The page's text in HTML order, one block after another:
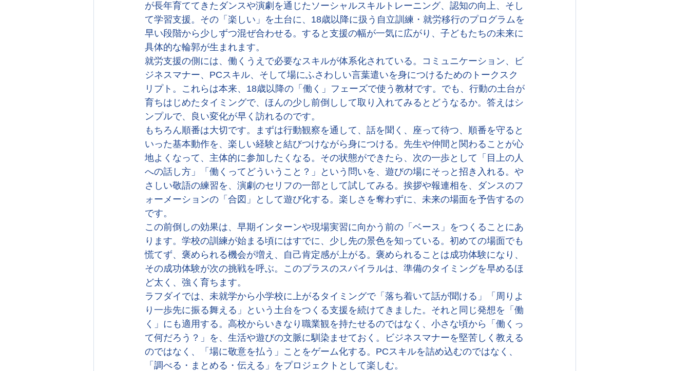
が長年育ててきたダンスや演劇を通じたソーシャルスキルトレーニング、認知の向上、そし
て学習支援。その「楽しい」を土台に、18歳以降に扱う自立訓練・就労移行のプログラムを
早い段階から少しずつ混ぜ合わせる。すると支援の幅が一気に広がり、子どもたちの未来に
具体的な輪郭が生まれます。
就労支援の側には、働くうえで必要なスキルが体系化されている。コミュニケーション、ビ
ジネスマナー、PCスキル、そして場にふさわしい言葉遣いを身につけるためのトークスク
リプト。これらは本来、18歳以降の「働く」フェーズで使う教材です。でも、行動の土台が
育ちはじめたタイミングで、ほんの少し前倒しして取り入れてみるとどうなるか。答えはシ
ンプルで、良い変化が早く訪れるのです。
もちろん順番は大切です。まずは行動観察を通して、話を聞く、座って待つ、順番を守ると
いった基本動作を、楽しい経験と結びつけながら身につける。先生や仲間と関わることが心
地よくなって、主体的に参加したくなる。その状態ができたら、次の一歩として「目上の人
への話し方」「働くってどういうこと？」という問いを、遊びの場にそっと招き入れる。や
さしい敬語の練習を、演劇のセリフの一部として試してみる。挨拶や報連相を、ダンスのフ
ォーメーションの「合図」として遊び化する。楽しさを奪わずに、未来の場面を予告するの
です。
この前倒しの効果は、早期インターンや現場実習に向かう前の「ベース」をつくることにあ
ります。学校の訓練が始まる頃にはすでに、少し先の景色を知っている。初めての場面でも
慌てず、褒められる機会が増え、自己肯定感が上がる。褒められることは成功体験になり、
その成功体験が次の挑戦を呼ぶ。このプラスのスパイラルは、準備のタイミングを早めるほ
ど太く、強く育ちます。
ラフダイでは、未就学から小学校に上がるタイミングで「落ち着いて話が聞ける」「周りよ
り一歩先に振る舞える」という土台をつくる支援を続けてきました。それと同じ発想を「働
く」にも適用する。高校からいきなり職業観を持たせるのではなく、小さな頃から「働くっ
て何だろう？」を、生活や遊びの文脈に馴染ませておく。ビジネスマナーを堅苦しく教える
のではなく、「場に敬意を払う」ことをゲーム化する。PCスキルを詰め込むのではなく、
「調べる・まとめる・伝える」をプロジェクトとして楽しむ。